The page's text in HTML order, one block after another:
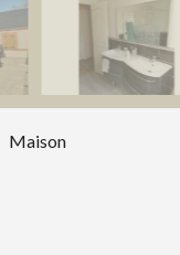
Maison